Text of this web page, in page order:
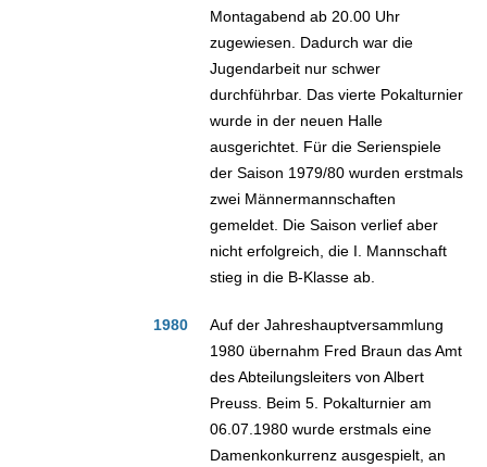
Montagabend ab 20.00 Uhr
zugewiesen. Dadurch war die
Jugendarbeit nur schwer
durchführbar. Das vierte Pokalturnier
wurde in der neuen Halle
ausgerichtet. Für die Serienspiele
der Saison 1979/80 wurden erstmals
zwei Männermannschaften
gemeldet. Die Saison verlief aber
nicht erfolgreich, die I. Mannschaft
stieg in die B-Klasse ab.
1980
Auf der Jahreshauptversammlung
1980 übernahm Fred Braun das Amt
des Abteilungsleiters von Albert
Preuss. Beim 5. Pokalturnier am
06.07.1980 wurde erstmals eine
Damenkonkurrenz ausgespielt, an